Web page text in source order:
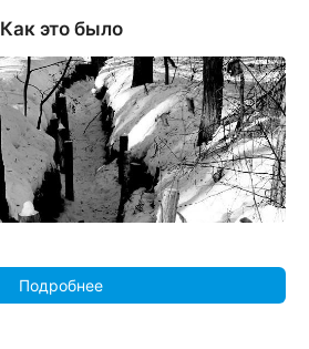
Как это было
Подробнее